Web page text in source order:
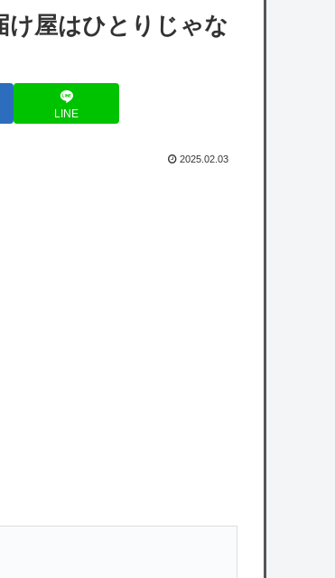
んがタイムきらら編集部、みい山
味深な画像をツイートする
全に一致してしまうｗｗｗｗｗ
ｗｗ
＆ファビ、巨人又木から逆転タイ
け屋はひとりじゃな
LINE
2025.02.03